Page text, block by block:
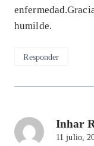
humilde.
Responder
Inhar
11 julio,